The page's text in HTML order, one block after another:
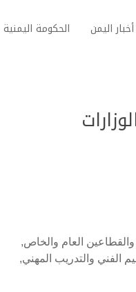
أخبار اليمن الحكومة اليمنية
والقطاعين العام والخاص,
الفني والتدريب المهني,